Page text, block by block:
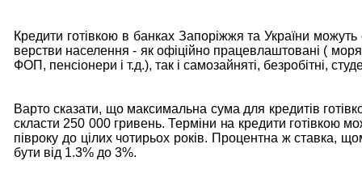
Кредити готівкою в банках Запоріжжя та України можуть
верстви населення - як офіційно працевлаштовані (
ФОП, пенсіонери і т.д.), так і самозайняті, безробітні,
Варто сказати, що максимальна сума для кредитів
скласти 250 000 гривень. Терміни на кредити готівкою
півроку до цілих чотирьох років. Процентна ж ставка,
бути від 1.3% до 3%.